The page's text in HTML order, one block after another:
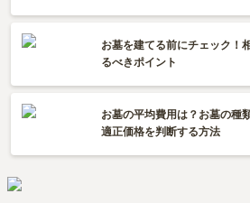
お墓を建てる前にチェック！
るべきポイント
お墓の平均費用は？お墓の種
適正価格を判断する方法